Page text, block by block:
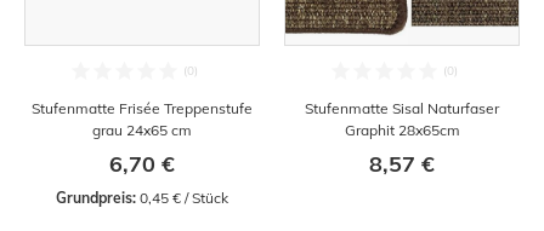
Stufenmatte Frisée Treppenstufe
grau 24x65 cm
6,70 €
Grundpreis: 0,45 € / Stück
Stufenmatte Sisal Naturfaser
Graphit 28x65cm
8,57 €